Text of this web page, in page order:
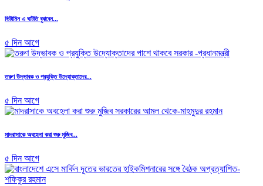
ভিটামিন এ ঘাটতি বুঝবেন...
৫ দিন আগে
তরুণ উদ্ভাবক ও প্রযুক্তি উদ্যোক্তাদের...
৫ দিন আগে
মাদরাসাকে অবহেলা করা শুরু মুজিব...
৫ দিন আগে